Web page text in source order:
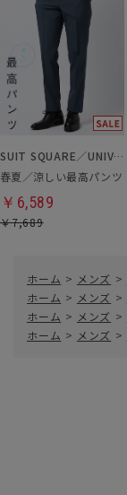
SUIT SQUARE／UNIVERSAL LANGUAGE
春夏／涼しい最高パンツ
￥6,589
￥7,689
ホーム > メンズ >
ホーム > メンズ >
ホーム > メンズ >
ホーム > メンズ >